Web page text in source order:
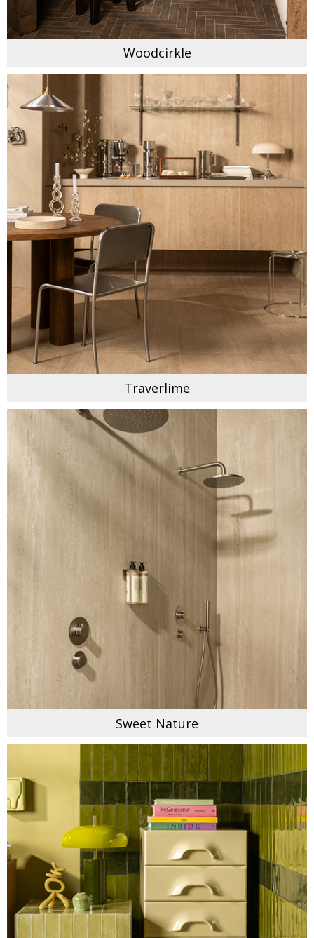
Woodcirkle
Traverlime
Sweet Nature